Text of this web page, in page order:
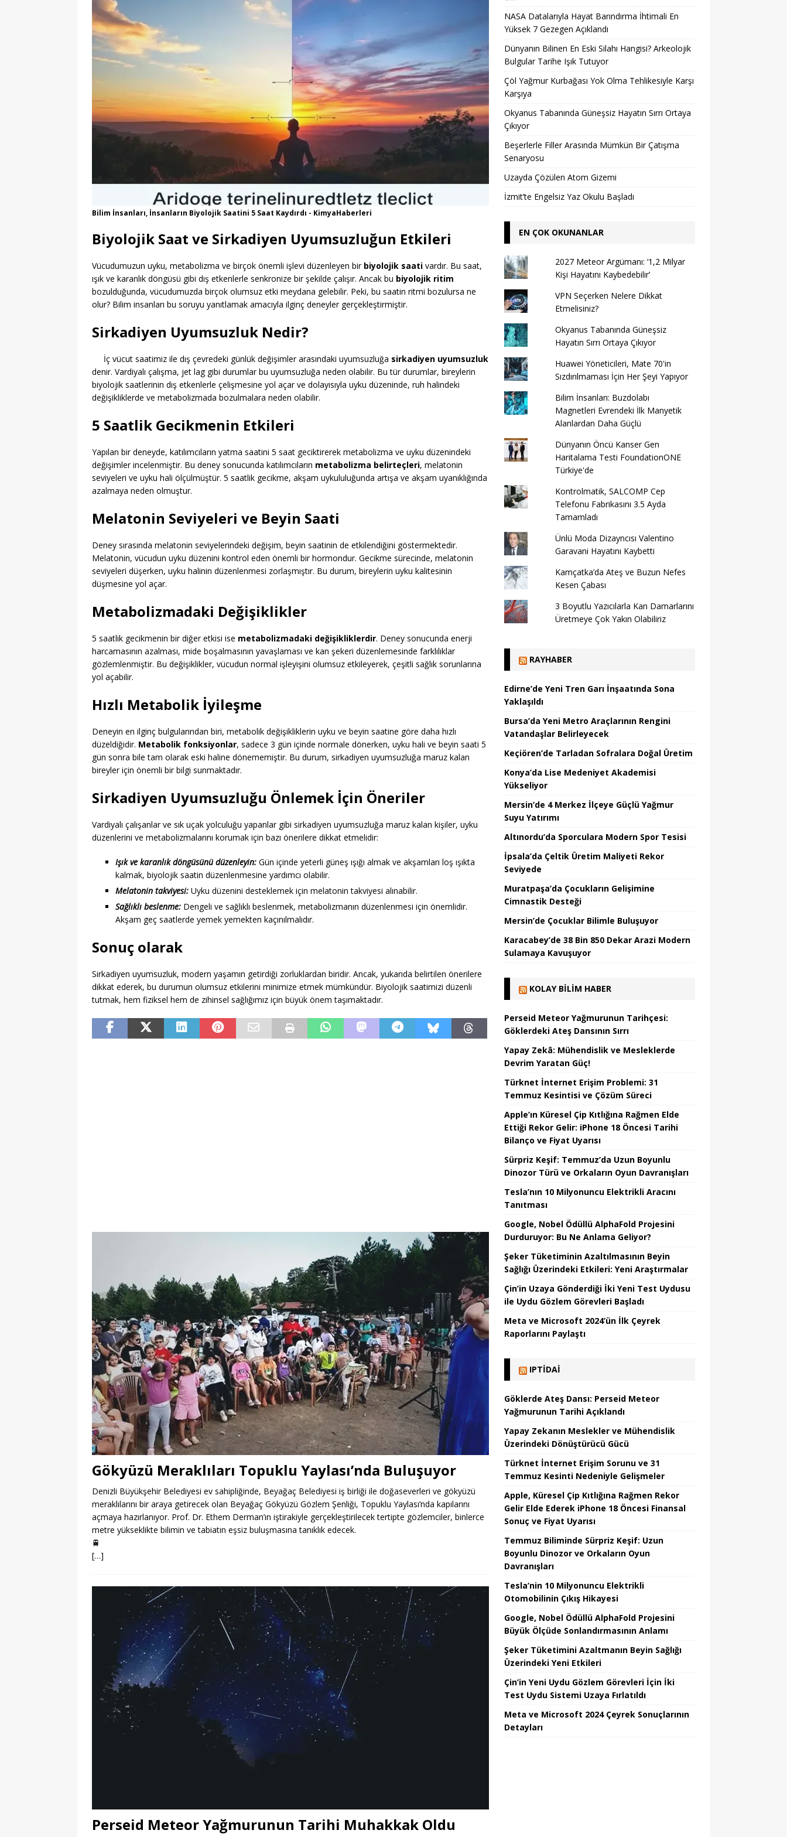
Bilim İnsanları, İnsanların Biyolojik Saatini 5 Saat Kaydırdı - KimyaHaberleri
Biyolojik Saat ve Sirkadiyen Uyumsuzluğun Etkileri
Vücudumuzun uyku, metabolizma ve birçok önemli işlevi düzenleyen bir biyolojik saati vardır. Bu saat,
ışık ve karanlık döngüsü gibi dış etkenlerle senkronize bir şekilde çalışır. Ancak bu biyolojik ritim
bozulduğunda, vücudumuzda birçok olumsuz etki meydana gelebilir. Peki, bu saatin ritmi bozulursa ne
olur? Bilim insanları bu soruyu yanıtlamak amacıyla ilginç deneyler gerçekleştirmiştir.
Sirkadiyen Uyumsuzluk Nedir?
İç vücut saatimiz ile dış çevredeki günlük değişimler arasındaki uyumsuzluğa sirkadiyen uyumsuzluk
denir. Vardiyalı çalışma, jet lag gibi durumlar bu uyumsuzluğa neden olabilir. Bu tür durumlar, bireylerin
biyolojik saatlerinin dış etkenlerle çelişmesine yol açar ve dolayısıyla uyku düzeninde, ruh halindeki
değişikliklerde ve metabolizmada bozulmalara neden olabilir.
5 Saatlik Gecikmenin Etkileri
Yapılan bir deneyde, katılımcıların yatma saatini 5 saat geciktirerek metabolizma ve uyku düzenindeki
değişimler incelenmiştir. Bu deney sonucunda katılımcıların metabolizma belirteçleri, melatonin
seviyeleri ve uyku hali ölçülmüştür. 5 saatlik gecikme, akşam uykululuğunda artışa ve akşam uyanıklığında
azalmaya neden olmuştur.
Melatonin Seviyeleri ve Beyin Saati
Deney sırasında melatonin seviyelerindeki değişim, beyin saatinin de etkilendiğini göstermektedir.
Melatonin, vücudun uyku düzenini kontrol eden önemli bir hormondur. Gecikme sürecinde, melatonin
seviyeleri düşerken, uyku halinin düzenlenmesi zorlaşmıştır. Bu durum, bireylerin uyku kalitesinin
düşmesine yol açar.
Metabolizmadaki Değişiklikler
5 saatlik gecikmenin bir diğer etkisi ise metabolizmadaki değişikliklerdir. Deney sonucunda enerji
harcamasının azalması, mide boşalmasının yavaşlaması ve kan şekeri düzenlemesinde farklılıklar
gözlemlenmiştir. Bu değişiklikler, vücudun normal işleyişini olumsuz etkileyerek, çeşitli sağlık sorunlarına
yol açabilir.
Hızlı Metabolik İyileşme
Deneyin en ilginç bulgularından biri, metabolik değişikliklerin uyku ve beyin saatine göre daha hızlı
düzeldiğidir. Metabolik fonksiyonlar, sadece 3 gün içinde normale dönerken, uyku hali ve beyin saati 5
gün sonra bile tam olarak eski haline dönememiştir. Bu durum, sirkadiyen uyumsuzluğa maruz kalan
bireyler için önemli bir bilgi sunmaktadır.
Sirkadiyen Uyumsuzluğu Önlemek İçin Öneriler
Vardiyalı çalışanlar ve sık uçak yolculuğu yapanlar gibi sirkadiyen uyumsuzluğa maruz kalan kişiler, uyku
düzenlerini ve metabolizmalarını korumak için bazı önerilere dikkat etmelidir:
Işık ve karanlık döngüsünü düzenleyin: Gün içinde yeterli güneş ışığı almak ve akşamları loş ışıkta
kalmak, biyolojik saatin düzenlenmesine yardımcı olabilir.
Melatonin takviyesi: Uyku düzenini desteklemek için melatonin takviyesi alınabilir.
Sağlıklı beslenme: Dengeli ve sağlıklı beslenmek, metabolizmanın düzenlenmesi için önemlidir.
Akşam geç saatlerde yemek yemekten kaçınılmalıdır.
Sonuç olarak
Sirkadiyen uyumsuzluk, modern yaşamın getirdiği zorluklardan biridir. Ancak, yukarıda belirtilen önerilere
dikkat ederek, bu durumun olumsuz etkilerini minimize etmek mümkündür. Biyolojik saatimizi düzenli
tutmak, hem fiziksel hem de zihinsel sağlığımız için büyük önem taşımaktadır.
Gökyüzü Meraklıları Topuklu Yaylası’nda Buluşuyor
Denizli Büyükşehir Belediyesi ev sahipliğinde, Beyağaç Belediyesi iş birliği ile doğaseverleri ve gökyüzü
meraklılarını bir araya getirecek olan Beyağaç Gökyüzü Gözlem Şenliği, Topuklu Yaylası’nda kapılarını
açmaya hazırlanıyor. Prof. Dr. Ethem Derman’ın iştirakiyle gerçekleştirilecek tertipte gözlemciler, binlerce
metre yükseklikte bilimin ve tabiatın eşsiz buluşmasına tanıklık edecek.
🚆
[…]
Perseid Meteor Yağmurunun Tarihi Muhakkak Oldu
NASA Datalarıyla Hayat Barındırma İhtimali En
Yüksek 7 Gezegen Açıklandı
Dünyanın Bilinen En Eski Silahı Hangisi? Arkeolojik
Bulgular Tarihe Işık Tutuyor
Çöl Yağmur Kurbağası Yok Olma Tehlikesiyle Karşı
Karşıya
Okyanus Tabanında Güneşsiz Hayatın Sırrı Ortaya
Çıkıyor
Beşerlerle Filler Arasında Mümkün Bir Çatışma
Senaryosu
Uzayda Çözülen Atom Gizemi
İzmit’te Engelsiz Yaz Okulu Başladı
EN ÇOK OKUNANLAR
2027 Meteor Argümanı: ‘1,2 Milyar
Kişi Hayatını Kaybedebilir’
VPN Seçerken Nelere Dikkat
Etmelisiniz?
Okyanus Tabanında Güneşsiz
Hayatın Sırrı Ortaya Çıkıyor
Huawei Yöneticileri, Mate 70'in
Sızdırılmaması İçin Her Şeyi Yapıyor
Bilim İnsanları: Buzdolabı
Magnetleri Evrendeki İlk Manyetik
Alanlardan Daha Güçlü
Dünyanın Öncü Kanser Gen
Haritalama Testi FoundationONE
Türkiye'de
Kontrolmatik, SALCOMP Cep
Telefonu Fabrikasını 3.5 Ayda
Tamamladı
Ünlü Moda Dizayncısı Valentino
Garavani Hayatını Kaybetti
Kamçatka’da Ateş ve Buzun Nefes
Kesen Çabası
3 Boyutlu Yazıcılarla Kan Damarlarını
Üretmeye Çok Yakın Olabiliriz
RAYHABER
Edirne’de Yeni Tren Garı İnşaatında Sona
Yaklaşıldı
Bursa’da Yeni Metro Araçlarının Rengini
Vatandaşlar Belirleyecek
Keçiören’de Tarladan Sofralara Doğal Üretim
Konya’da Lise Medeniyet Akademisi
Yükseliyor
Mersin’de 4 Merkez İlçeye Güçlü Yağmur
Suyu Yatırımı
Altınordu’da Sporculara Modern Spor Tesisi
İpsala’da Çeltik Üretim Maliyeti Rekor
Seviyede
Muratpaşa’da Çocukların Gelişimine
Cimnastik Desteği
Mersin’de Çocuklar Bilimle Buluşuyor
Karacabey’de 38 Bin 850 Dekar Arazi Modern
Sulamaya Kavuşuyor
KOLAY BILIM HABER
Perseid Meteor Yağmurunun Tarihçesi:
Göklerdeki Ateş Dansının Sırrı
Yapay Zekâ: Mühendislik ve Mesleklerde
Devrim Yaratan Güç!
Türknet İnternet Erişim Problemi: 31
Temmuz Kesintisi ve Çözüm Süreci
Apple’ın Küresel Çip Kıtlığına Rağmen Elde
Ettiği Rekor Gelir: iPhone 18 Öncesi Tarihi
Bilanço ve Fiyat Uyarısı
Sürpriz Keşif: Temmuz’da Uzun Boyunlu
Dinozor Türü ve Orkaların Oyun Davranışları
Tesla’nın 10 Milyonuncu Elektrikli Aracını
Tanıtması
Google, Nobel Ödüllü AlphaFold Projesini
Durduruyor: Bu Ne Anlama Geliyor?
Şeker Tüketiminin Azaltılmasının Beyin
Sağlığı Üzerindeki Etkileri: Yeni Araştırmalar
Çin’in Uzaya Gönderdiği İki Yeni Test Uydusu
ile Uydu Gözlem Görevleri Başladı
Meta ve Microsoft 2024’ün İlk Çeyrek
Raporlarını Paylaştı
IPTIDAI
Göklerde Ateş Dansı: Perseid Meteor
Yağmurunun Tarihi Açıklandı
Yapay Zekanın Meslekler ve Mühendislik
Üzerindeki Dönüştürücü Gücü
Türknet İnternet Erişim Sorunu ve 31
Temmuz Kesinti Nedeniyle Gelişmeler
Apple, Küresel Çip Kıtlığına Rağmen Rekor
Gelir Elde Ederek iPhone 18 Öncesi Finansal
Sonuç ve Fiyat Uyarısı
Temmuz Biliminde Sürpriz Keşif: Uzun
Boyunlu Dinozor ve Orkaların Oyun
Davranışları
Tesla’nin 10 Milyonuncu Elektrikli
Otomobilinin Çıkış Hikayesi
Google, Nobel Ödüllü AlphaFold Projesini
Büyük Ölçüde Sonlandırmasının Anlamı
Şeker Tüketimini Azaltmanın Beyin Sağlığı
Üzerindeki Yeni Etkileri
Çin’in Yeni Uydu Gözlem Görevleri İçin İki
Test Uydu Sistemi Uzaya Fırlatıldı
Meta ve Microsoft 2024 Çeyrek Sonuçlarının
Detayları